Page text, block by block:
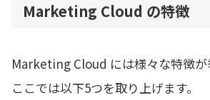
Marketing Cloud の特徴
Marketing Cloud には様々な特徴が
ここでは以下5つを取り上げます。